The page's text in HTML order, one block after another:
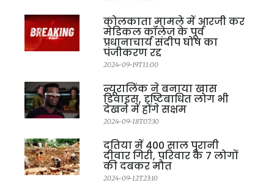
कोलकाता मामले में आरजी कर
मेडिकल कॉलेज के पूर्व
प्रधानाचार्य संदीप घोष का
पंजीकरण रद्द
2024-09-19T11:00
न्यूरालिंक ने बनाया खास
डिवाइस, दृष्टिबाधित लोग भी
देखने में होंगे सक्षम
2024-09-18T07:30
दतिया में 400 साल पुरानी
दीवार गिरी, परिवार के 7 लोगों
की दबकर मौत
2024-09-12T23:10